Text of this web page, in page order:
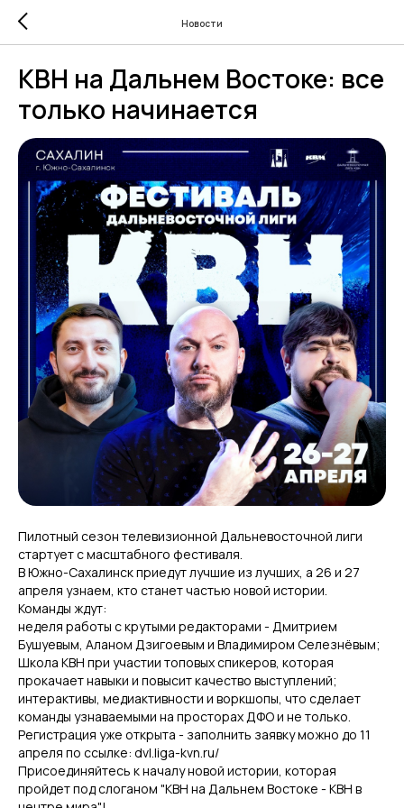
Новости
КВН на Дальнем Востоке: все
только начинается
Пилотный сезон телевизионной Дальневосточной лиги
стартует с масштабного фестиваля.
В Южно-Сахалинск приедут лучшие из лучших, а 26 и 27
апреля узнаем, кто станет частью новой истории.
Команды ждут:
неделя работы с крутыми редакторами - Дмитрием
Бушуевым, Аланом Дзигоевым и Владимиром Селезнёвым;
Школа КВН при участии топовых спикеров, которая
прокачает навыки и повысит качество выступлений;
интерактивы, медиактивности и воркшопы, что сделает
команды узнаваемыми на просторах ДФО и не только.
Регистрация уже открыта - заполнить заявку можно до 11
апреля по ссылке: dvl.liga-kvn.ru/
Присоединяйтесь к началу новой истории, которая
пройдет под слоганом "КВН на Дальнем Востоке - КВН в